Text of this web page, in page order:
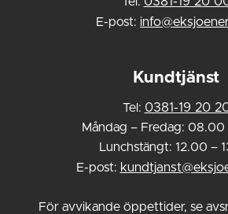
E-post:
Kundtjänst
Tel: 0381-19 20
Måndag – Fredag: 08.00
Lunchstängt: 12.00 –
E-post:
För avvikande öppettider, se